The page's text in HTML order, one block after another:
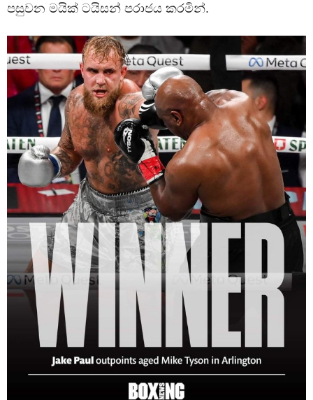
පසුවන මයික් ටයිසන් පරාජය කරමින්.